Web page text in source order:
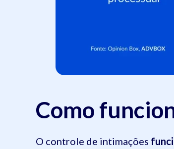
Como
O controle de intimações